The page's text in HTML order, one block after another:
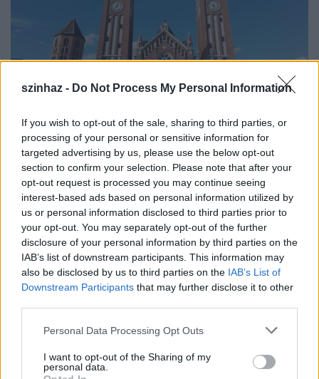
szinhaz - Do Not Process My Personal Information
If you wish to opt-out of the sale, sharing to third parties, or
processing of your personal or sensitive information for
targeted advertising by us, please use the below opt-out
section to confirm your selection. Please note that after your
opt-out request is processed you may continue seeing
interest-based ads based on personal information utilized by
us or personal information disclosed to third parties prior to
your opt-out. You may separately opt-out of the further
disclosure of your personal information by third parties on the
IAB’s list of downstream participants. This information may
also be disclosed by us to third parties on the IAB’s List of
Downstream Participants that may further disclose it to other
Please note that this website/app uses one or more Google
not limited to your visit or usage behaviour. You may click to
grant or deny consent to Google and its third-party tags to
Personal Data Processing Opt Outs
I want to opt-out of the Sharing of my
personal data.
Épül a Dóm téri szabadtéri színpad
mtothorsi•2020. július 16.
Megkezdődött a Szegedi Szabadtéri Játékok Dóm
téri játszóhelyének építése. A fesztivál ikonikus
helyszínének számító téren elsőként ...